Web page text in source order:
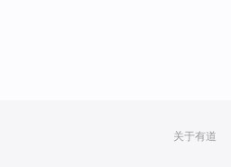
关于有道